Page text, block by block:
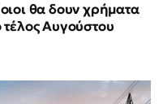
θα δουν χρήματα
τέλος Αυγούστου